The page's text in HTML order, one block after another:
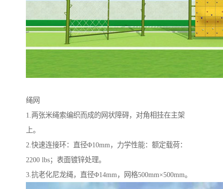
绳网
1.两张米绳索编织而成的网状障碍，对角相挂在主架
上。
2.快速连接环：直径Φ10mm，力学性能：额定载荷：
2200 lbs；表面镀锌处理。
3.抗老化尼龙绳，直径Φ14mm，网格500mm×500mm。